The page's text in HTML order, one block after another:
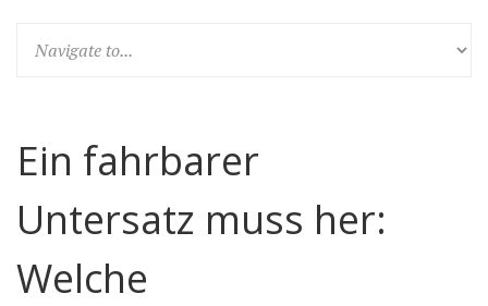
Ein fahrbarer
Untersatz muss her:
Welche